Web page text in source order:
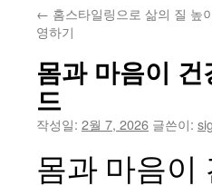
← 홈스타일링으로 삶의 질 높
영하기
몸과 마음이
드
작성일: 2월 7, 2026 글쓴이:
몸과 마음이